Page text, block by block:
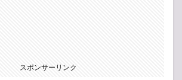
スポンサーリンク